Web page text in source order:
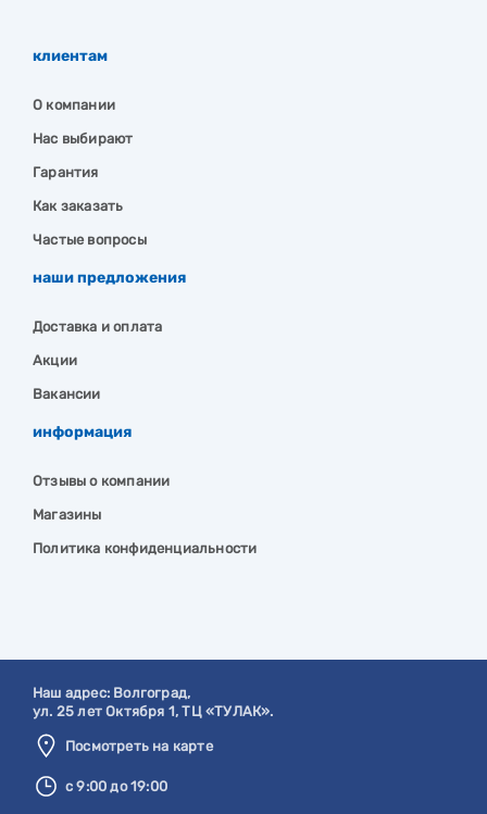
клиентам
О компании
Нас выбирают
Гарантия
Как заказать
Частые вопросы
наши предложения
Доставка и оплата
Акции
Вакансии
информация
Отзывы о компании
Магазины
Политика конфиденциальности
Наш адрес: Волгоград,
ул. 25 лет Октября 1, ТЦ «ТУЛАК».
Посмотреть на карте
с 9:00 до 19:00